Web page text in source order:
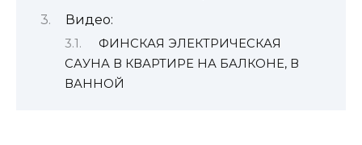
Видео:
ФИНСКАЯ ЭЛЕКТРИЧЕСКАЯ
САУНА В КВАРТИРЕ НА БАЛКОНЕ, В
ВАННОЙ